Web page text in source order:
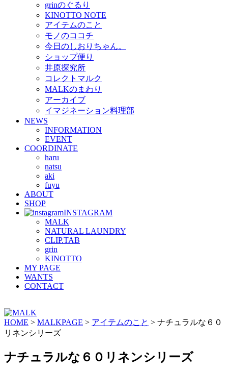
grinのぐるり
KINOTTO NOTE
アイテムのこと
モノのココチ
今日のしおりちゃん。
ショップ便り
井原探究所
コレクトマルク
MALKのまわり
アーカイブ
イマジネーション料理部
NEWS
INFORMATION
EVENT
COORDINATE
haru
natsu
aki
fuyu
ABOUT
SHOP
INSTAGRAM
MALK
NATURAL LAUNDRY
CLIP.TAB
grin
KINOTTO
MY PAGE
WANTS
CONTACT
HOME > MALKPAGE > アイテムのこと > ナチュラルな６０
リネンシリーズ
ナチュラルな６０リネンシリーズ